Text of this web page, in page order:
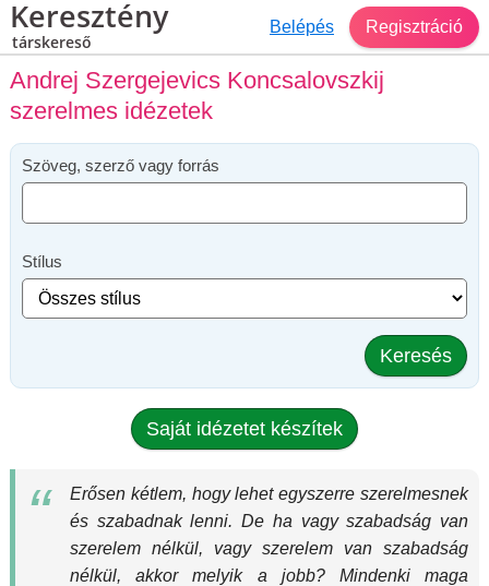
Keresztény
társkereső
Belépés Regisztráció
Andrej Szergejevics Koncsalovszkij
szerelmes idézetek
Szöveg, szerző vagy forrás
Stílus
Keresés
Saját idézetet készítek
Erősen kétlem, hogy lehet egyszerre szerelmesnek
és szabadnak lenni. De ha vagy szabadság van
szerelem nélkül, vagy szerelem van szabadság
nélkül, akkor melyik a jobb? Mindenki maga